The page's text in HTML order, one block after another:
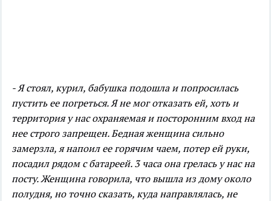
- Я стоял, курил, бабушка подошла и попросилась
пустить ее погреться. Я не мог отказать ей, хоть и
территория у нас охраняемая и посторонним вход на
нее строго запрещен. Бедная женщина сильно
замерзла, я напоил ее горячим чаем, потер ей руки,
посадил рядом с батареей. 3 часа она грелась у нас на
посту. Женщина говорила, что вышла из дому около
полудня, но точно сказать, куда направлялась, не